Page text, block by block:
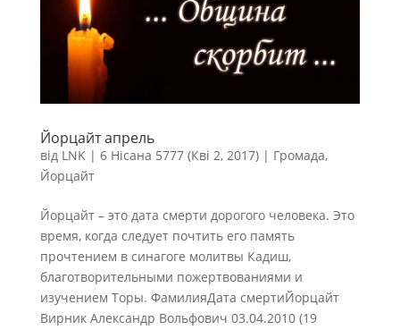
Йорцайт апрель
від LNK| 6 Нісана 5777 (Кві 2, 2017)| Громада,
Йорцайт
Йорцайт – это дата смерти дорогого человека. Это
время, когда следует почтить его память
прочтением в синагоге молитвы Кадиш,
благотворительными пожертвованиями и
изучением Торы. ФамилияДата смертиЙорцайт
Вирник Александр Вольфович 03.04.2010 (19